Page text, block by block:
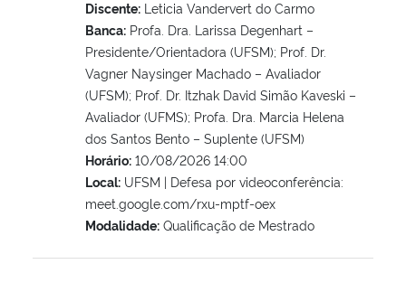
Banco Central do Brasil
Discente: Leticia Vandervert do Carmo
Banca: Profa. Dra. Larissa Degenhart –
Presidente/Orientadora (UFSM); Prof. Dr.
Vagner Naysinger Machado – Avaliador
(UFSM); Prof. Dr. Itzhak David Simão Kaveski –
Avaliador (UFMS); Profa. Dra. Marcia Helena
dos Santos Bento – Suplente (UFSM)
Horário: 10/08/2026 14:00
Local: UFSM | Defesa por videoconferência:
meet.google.com/rxu-mptf-oex
Modalidade: Qualificação de Mestrado